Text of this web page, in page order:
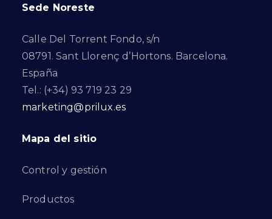
Sede Noreste
Calle Del Torrent Fondo, s/n
08791. Sant Llorenç d’Hortons. Barcelona.
España
Tel.: (+34) 93 719 23 29
marketing@prilux.es
Mapa del sitio
Control y gestión
Productos